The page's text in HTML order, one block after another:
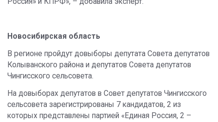
Новосибирская область
В регионе пройдут довыборы депутата Совета депутатов
Колыванского района и депутатов Совета депутатов
Чингисского сельсовета.
На довыборах депутатов в Совет депутатов Чингисского
сельсовета зарегистрированы 7 кандидатов, 2 из
которых представлены партией «Единая Россия, 2 –